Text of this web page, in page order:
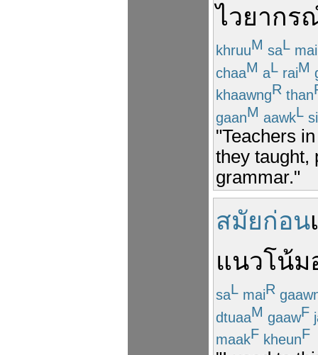
ไวยากร
khruuM saL mai
chaaM aL raiM
khaawngR than
gaanM aawkL
"Teachers
they taught,
grammar."
สมัยก่อน
แนวโน้ม
saL maiR
dtuaaM gaawF
maakF kheunF